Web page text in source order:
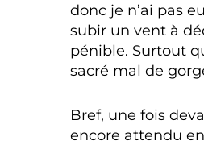
donc je n’ai pas
subir un vent à
pénible. Surtout
sacré mal de
Bref, une fois
encore attendu